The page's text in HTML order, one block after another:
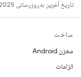
تاریخ آخرین به‌روزرسانی 2025-07-29 به‌وقت ساعت هماهنگ جهانی.
ساخت
مخزن Android
الزامات